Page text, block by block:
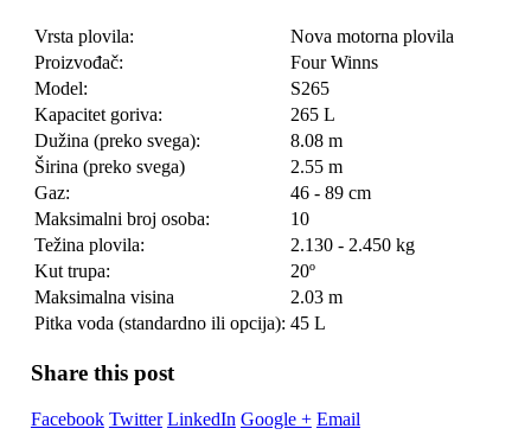
Vrsta plovila:
Nova motorna plovila
Proizvođač:
Four Winns
Model:
S265
Kapacitet goriva:
265 L
Dužina (preko svega):
8.08 m
Širina (preko svega)
2.55 m
Gaz:
46 - 89 cm
Maksimalni broj osoba:
10
Težina plovila:
2.130 - 2.450 kg
Kut trupa:
20º
Maksimalna visina
2.03 m
Pitka voda (standardno ili opcija): 45 L
Share this post
Facebook Twitter LinkedIn Google + Email